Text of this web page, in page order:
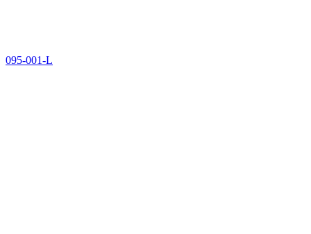
095-001-L